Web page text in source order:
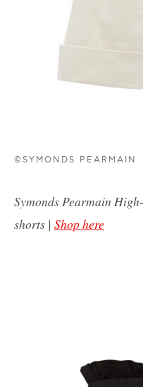
©SYMONDS PEARMAIN
Symonds Pearmain
shorts | Shop here